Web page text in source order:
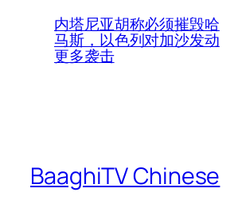
内塔尼亚胡称必须摧毁哈
马斯，以色列对加沙发动
更多袭击
BaaghiTV Chinese